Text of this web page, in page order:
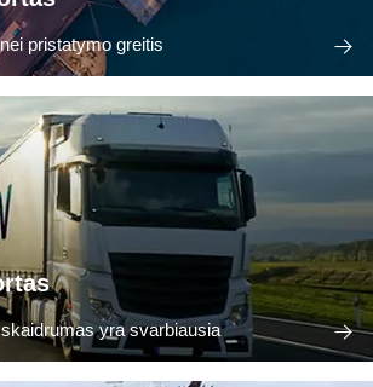
pristatymo greitis
yra svarbiausia